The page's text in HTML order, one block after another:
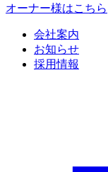
オーナー様はこちら
会社案内
お知らせ
採用情報